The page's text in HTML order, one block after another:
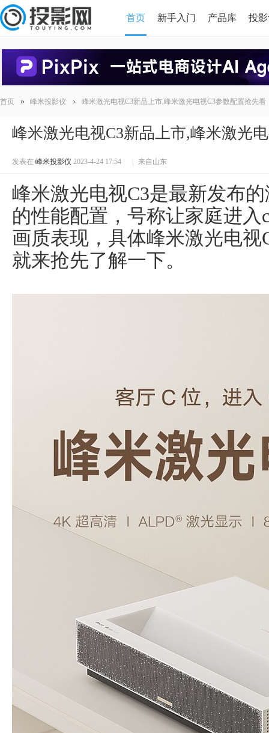
首页 新手入门 产品库 投
HDMI版本对比
首页 » 峰米投影仪 › 峰米激光电视C3新品上市,峰米激光电视C3参数配置抢先看
峰米激光电视C3新品上市,峰米激光
发表在 峰米投影仪 2023-4-24 17:54 来自山东
峰米激光电视C3是最新发布
的性能配置，号称让家庭进入
画质表现，具体峰米激光电
就来抢先了解一下。